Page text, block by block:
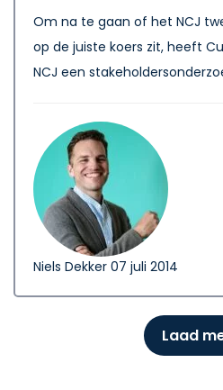
Om na te gaan of het NCJ
op de juiste koers zit, heeft
NCJ een
Niels Dekker 07 juli 2014
Laad